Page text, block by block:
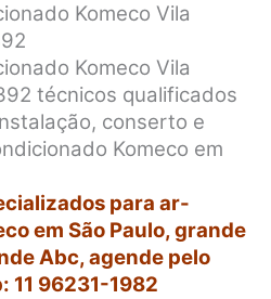
Komeco Vila
Komeco Vila
técnicos qualificados
conserto e
Komeco em
para ar-
em São Paulo, grande
Abc, agende pelo
11 96231-1982